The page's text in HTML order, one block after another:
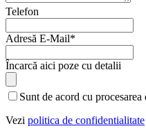
Telefon
Adresă E-Mail*
Încarcă aici poze cu detalii
Sunt de acord cu
Vezi politica de confidentialitate